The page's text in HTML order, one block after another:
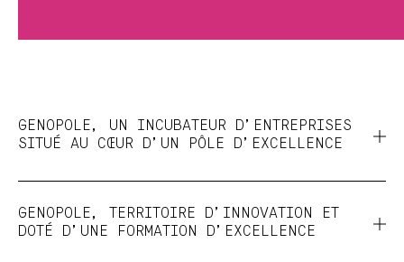
GENOPOLE, UN INCUBATEUR D’ENTREPRISES
SITUÉ AU CŒUR D’UN PÔLE D’EXCELLENCE
GENOPOLE, TERRITOIRE D’INNOVATION ET
DOTÉ D’UNE FORMATION D’EXCELLENCE